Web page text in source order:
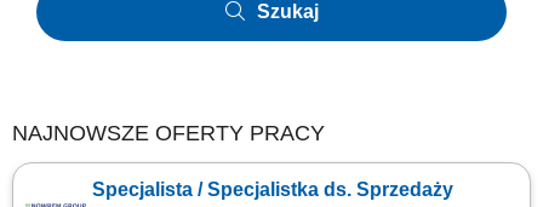
Szukaj
NAJNOWSZE OFERTY PRACY
Specjalista / Specjalistka ds. Sprzedaży